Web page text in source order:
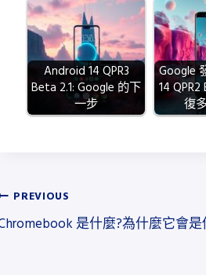
的
隱
私
風
暴
：
Go
ogl
Android 14 QPR3
Beta 2.1: Google 的下
一步
Google
14
復
PREVIOUS
是什麼?為什麼它會